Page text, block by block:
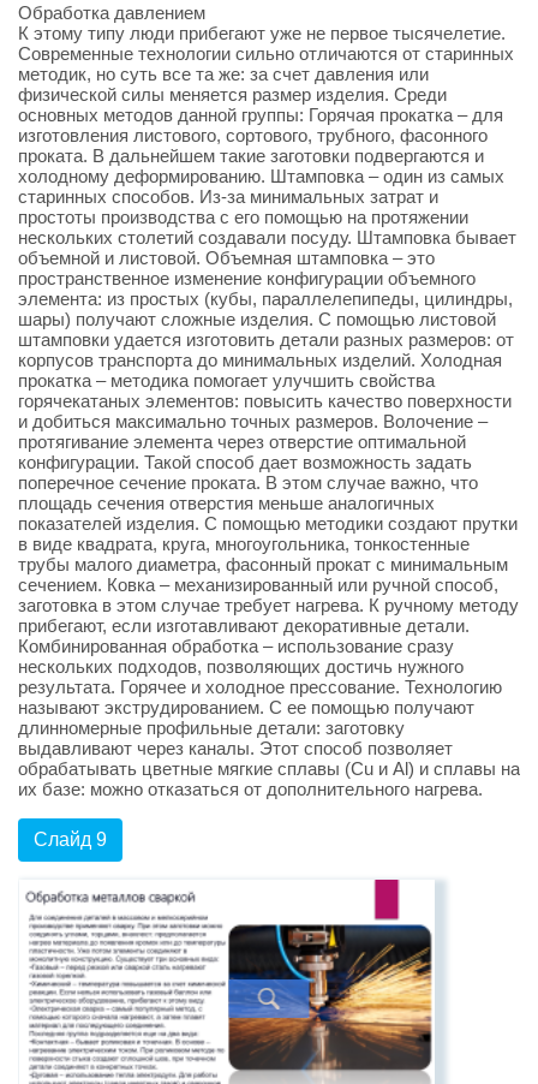
Обработка давлением
К этому типу люди прибегают уже не первое тысячелетие.
Современные технологии сильно отличаются от старинных
методик, но суть все та же: за счет давления или
физической силы меняется размер изделия. Среди
основных методов данной группы: Горячая прокатка – для
изготовления листового, сортового, трубного, фасонного
проката. В дальнейшем такие заготовки подвергаются и
холодному деформированию. Штамповка – один из самых
старинных способов. Из-за минимальных затрат и
простоты производства с его помощью на протяжении
нескольких столетий создавали посуду. Штамповка бывает
объемной и листовой. Объемная штамповка – это
пространственное изменение конфигурации объемного
элемента: из простых (кубы, параллелепипеды, цилиндры,
шары) получают сложные изделия. С помощью листовой
штамповки удается изготовить детали разных размеров: от
корпусов транспорта до минимальных изделий. Холодная
прокатка – методика помогает улучшить свойства
горячекатаных элементов: повысить качество поверхности
и добиться максимально точных размеров. Волочение –
протягивание элемента через отверстие оптимальной
конфигурации. Такой способ дает возможность задать
поперечное сечение проката. В этом случае важно, что
площадь сечения отверстия меньше аналогичных
показателей изделия. С помощью методики создают прутки
в виде квадрата, круга, многоугольника, тонкостенные
трубы малого диаметра, фасонный прокат с минимальным
сечением. Ковка – механизированный или ручной способ,
заготовка в этом случае требует нагрева. К ручному методу
прибегают, если изготавливают декоративные детали.
Комбинированная обработка – использование сразу
нескольких подходов, позволяющих достичь нужного
результата. Горячее и холодное прессование. Технологию
называют экструдированием. С ее помощью получают
длинномерные профильные детали: заготовку
выдавливают через каналы. Этот способ позволяет
обрабатывать цветные мягкие сплавы (Cu и Al) и сплавы на
их базе: можно отказаться от дополнительного нагрева.
Слайд 9